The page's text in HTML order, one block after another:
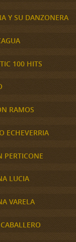
Y SU DANZONERA
100 HITS
RAMOS
ECHEVERRIA
PERTICONE
LUCIA
VARELA